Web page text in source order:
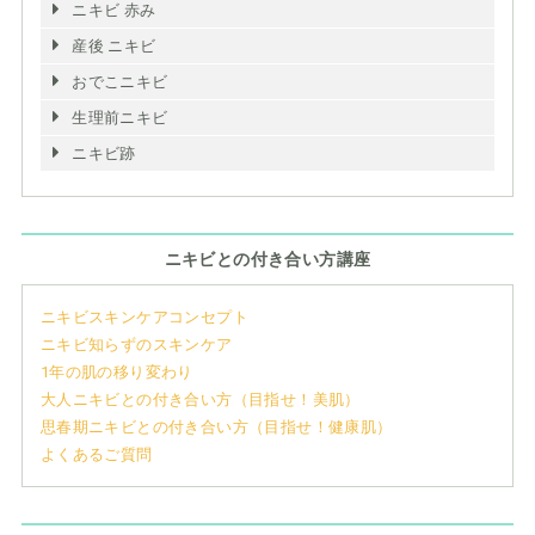
ニキビ 赤み
産後 ニキビ
おでこニキビ
生理前ニキビ
ニキビ跡
ニキビとの付き合い方講座
ニキビスキンケアコンセプト
ニキビ知らずのスキンケア
1年の肌の移り変わり
大人ニキビとの付き合い方（目指せ！美肌）
思春期ニキビとの付き合い方（目指せ！健康肌）
よくあるご質問